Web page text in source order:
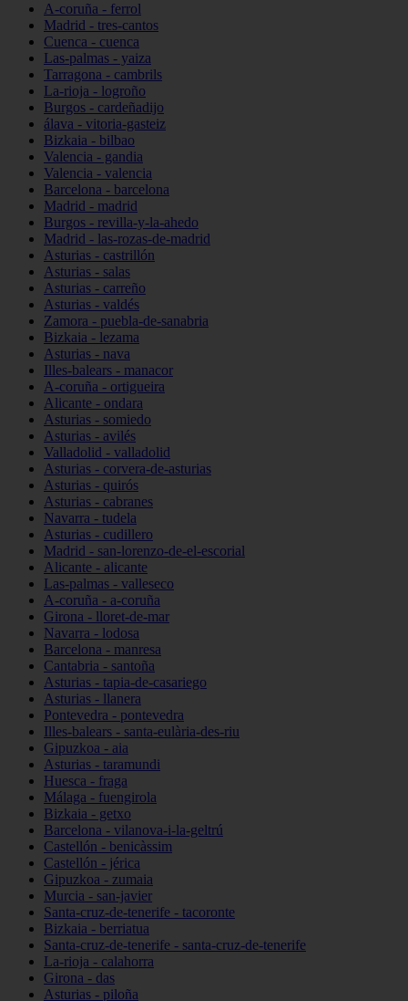
A-coruña - ferrol
Madrid - tres-cantos
Cuenca - cuenca
Las-palmas - yaiza
Tarragona - cambrils
La-rioja - logroño
Burgos - cardeñadijo
álava - vitoria-gasteiz
Bizkaia - bilbao
Valencia - gandia
Valencia - valencia
Barcelona - barcelona
Madrid - madrid
Burgos - revilla-y-la-ahedo
Madrid - las-rozas-de-madrid
Asturias - castrillón
Asturias - salas
Asturias - carreño
Asturias - valdés
Zamora - puebla-de-sanabria
Bizkaia - lezama
Asturias - nava
Illes-balears - manacor
A-coruña - ortigueira
Alicante - ondara
Asturias - somiedo
Asturias - avilés
Valladolid - valladolid
Asturias - corvera-de-asturias
Asturias - quirós
Asturias - cabranes
Navarra - tudela
Asturias - cudillero
Madrid - san-lorenzo-de-el-escorial
Alicante - alicante
Las-palmas - valleseco
A-coruña - a-coruña
Girona - lloret-de-mar
Navarra - lodosa
Barcelona - manresa
Cantabria - santoña
Asturias - tapia-de-casariego
Asturias - llanera
Pontevedra - pontevedra
Illes-balears - santa-eulària-des-riu
Gipuzkoa - aia
Asturias - taramundi
Huesca - fraga
Málaga - fuengirola
Bizkaia - getxo
Barcelona - vilanova-i-la-geltrú
Castellón - benicàssim
Castellón - jérica
Gipuzkoa - zumaia
Murcia - san-javier
Santa-cruz-de-tenerife - tacoronte
Bizkaia - berriatua
Santa-cruz-de-tenerife - santa-cruz-de-tenerife
La-rioja - calahorra
Girona - das
Asturias - piloña